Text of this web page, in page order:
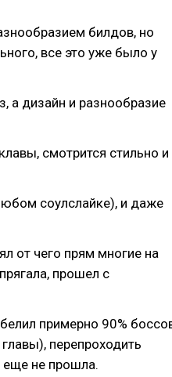
билдов, но
все это уже было у
а дизайн и разнообразие
смотрится стильно и
соулслайке), и даже
от чего прям многие на
прошел с
примерно 90%
перепроходить
еще не прошла.